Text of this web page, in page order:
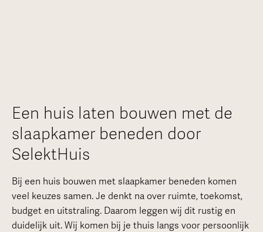
Een huis laten bouwen met de
slaapkamer beneden door
SelektHuis
Bij een huis bouwen met slaapkamer beneden komen
veel keuzes samen. Je denkt na over ruimte, toekomst,
budget en uitstraling. Daarom leggen wij dit rustig en
duidelijk uit. Wij komen bij je thuis langs voor persoonlijk